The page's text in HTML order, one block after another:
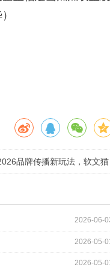
品牌传播新玩法，软文猫
2026-06-
2026-05-
2026-05-